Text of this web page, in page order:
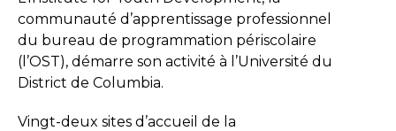
communauté d’apprentissage professionnel
du bureau de programmation périscolaire
(l’OST), démarre son activité à l’Université du
District de Columbia.
Vingt-deux sites d’accueil de la